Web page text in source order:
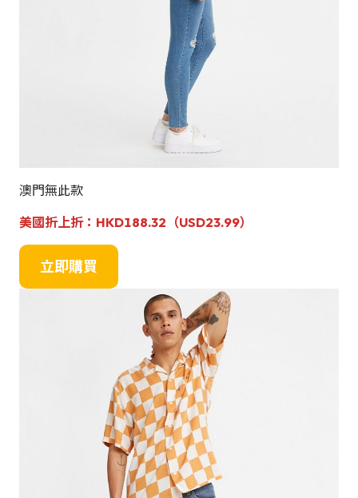
澳門無此款
美國折上折： HKD188.32（USD23.99）
立即購買